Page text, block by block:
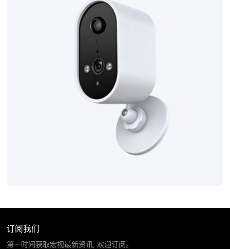
订阅我们
第一时间获取宏视最新资讯, 欢迎订阅。